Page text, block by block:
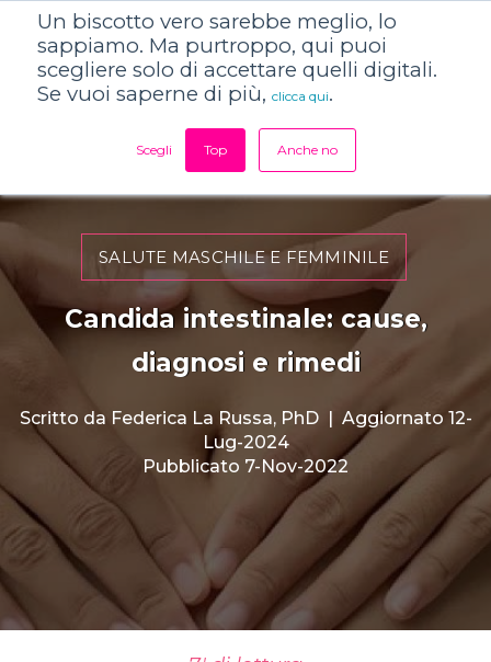
Un biscotto vero sarebbe meglio, lo
sappiamo. Ma purtroppo, qui puoi
scegliere solo di accettare quelli digitali.
Se vuoi saperne di più, clicca qui.
Scegli Top Anche no
SALUTE MASCHILE E FEMMINILE
Candida intestinale: cause,
diagnosi e rimedi
Scritto da Federica La Russa, PhD| Aggiornato 12-
Lug-2024
Pubblicato 7-Nov-2022